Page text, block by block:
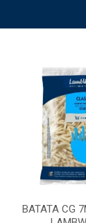
BATATA CG